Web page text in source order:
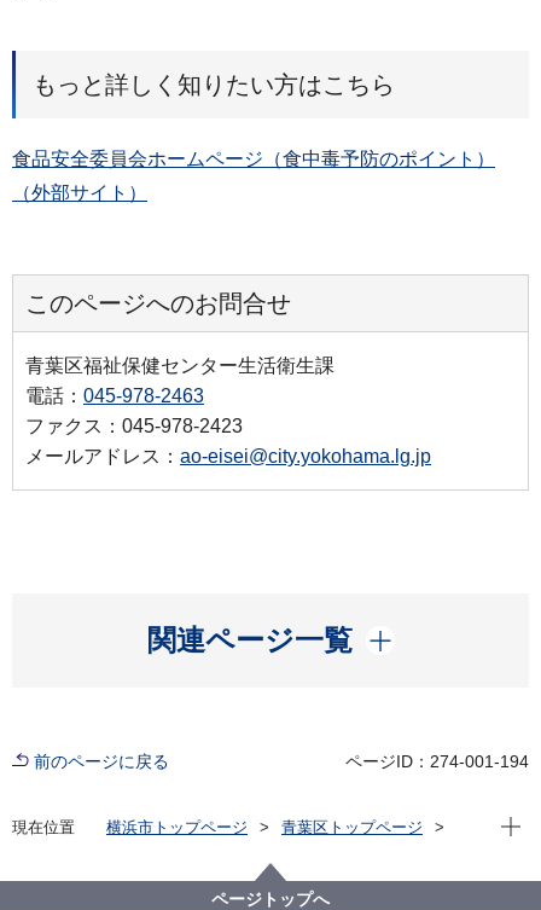
もっと詳しく知りたい方はこちら
食品安全委員会ホームページ（食中毒予防のポイント）
（外部サイト）
このページへのお問合せ
青葉区福祉保健センター生活衛生課
電話： 045-978-2463
ファクス：045-978-2423
メールアドレス： ao-eisei@city.yokohama.lg.jp
関連ページ一覧
開く
前のページに戻る ページID：274-001-194
現在位置 横浜市トップページ
青葉区トップページ
ボツリヌス菌
現在
ページトップへ